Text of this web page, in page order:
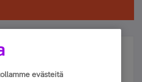
osallistu ja voita!
ja olet mukana arvonnassa.
evästeitä